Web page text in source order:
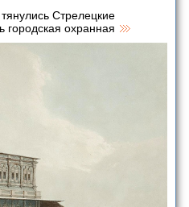
Стрелецкие
городская охранная